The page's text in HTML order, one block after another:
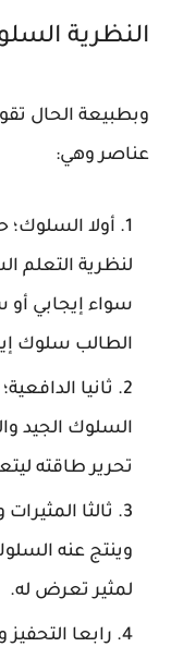
النظرية
وبطبيعة الحال
عناصر وهي:
أولا السلوك؛
لنظرية التعلم
سواء إيجابي
الطالب سلوك
ثانيا
السلوك الجيد
تحرير طاقته
ثالثا
وينتج عنه
لمثير تعرض له.
رابعا